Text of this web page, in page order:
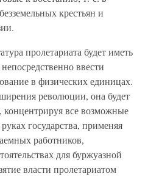
крестьян и
пролетариата будет иметь
ввести
в физических единицах.
революции, она будет
концентрируя все возможные
государства, применяя
работников,
для буржуазной
власти пролетариатом